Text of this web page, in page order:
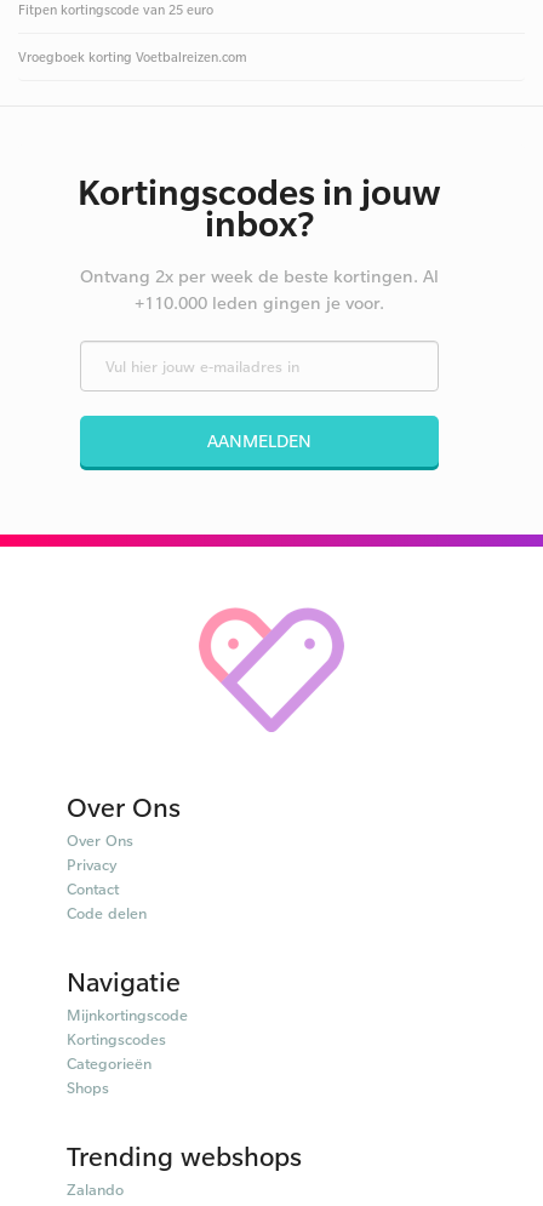
Fitpen kortingscode van 25 euro
Vroegboek korting Voetbalreizen.com
Kortingscodes in jouw
inbox?
Ontvang 2x per week de beste kortingen. Al
+110.000 leden gingen je voor.
AANMELDEN
Over Ons
Over Ons
Privacy
Contact
Code delen
Navigatie
Mijnkortingscode
Kortingscodes
Categorieën
Shops
Trending webshops
Zalando